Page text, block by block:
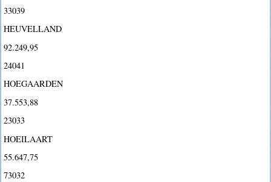
33039
HEUVELLAND
92.249,95
24041
HOEGAARDEN
37.553,88
23033
HOEILAART
55.647,75
73032